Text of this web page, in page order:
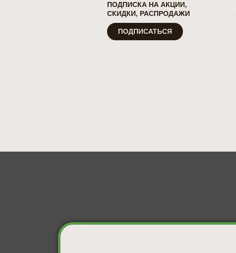
ПОДПИСКА НА АКЦИИ,
СКИДКИ, РАСПРОДАЖИ
ПОДПИСАТЬСЯ